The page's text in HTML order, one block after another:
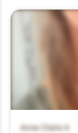
Anne Claire A